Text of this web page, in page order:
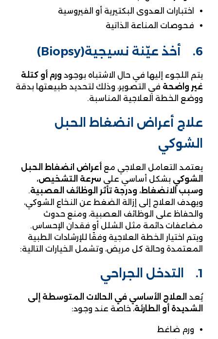
اختبارات العدوى البكتيرية أو الفيروسية
فحوصات المناعة الذاتية
6. أخذ عيّنة نسيجية(Biopsy)
يتم اللجوء إليها في حال الاشتباه بوجود ورم أو كتلة
غير واضحة في التصوير، وذلك لتحديد طبيعتها بدقة
ووضع الخطة العلاجية المناسبة.
علاج أعراض انضغاط الحبل
الشوكي
يعتمد التعامل العلاجي مع أعراض انضغاط الحبل
الشوكي بشكل أساسي على سرعة التشخيص،
وسبب الانضغاط، ودرجة تأثر الوظائف العصبية.
ويهدف العلاج إلى إزالة الضغط عن النخاع الشوكي،
والحفاظ على الوظائف العصبية، ومنع حدوث
مضاعفات دائمة مثل الشلل أو فقدان الإحساس.
ويتم اختيار الخطة العلاجية وفقًا للإرشادات الطبية
المعتمدة وحالة كل مريض، وتشمل الخيارات التالية:
1. التدخل الجراحي
يُعد
العلاج الأساسي في الحالات المتوسطة إلى
الشديدة أو الطارئة، خاصة عند وجود:
ورم ضاغط